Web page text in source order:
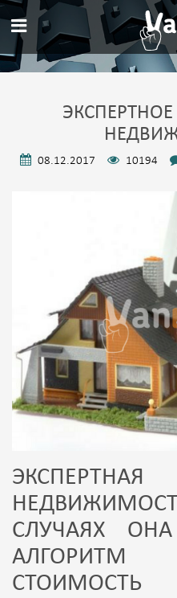
08.12.2017 10194
СЛУЧАЯХ
СТОИМОСТЬ